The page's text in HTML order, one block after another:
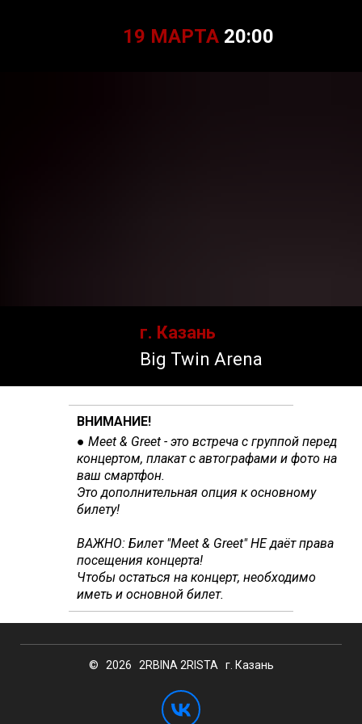
19 МАРТА 20:00
г. Казань
Big Twin Arena
ВНИМАНИЕ!
● Meet & Greet - это встреча с группой перед
концертом, плакат с автографами и фото на
ваш смартфон.
Это дополнительная опция к основному
билету!
ВАЖНО: Билет"Meet & Greet" НЕ даёт права
посещения концерта!
Чтобы остаться на концерт, необходимо
иметь и основной билет.
© 2026 2RBINA 2RISTA г. Казань